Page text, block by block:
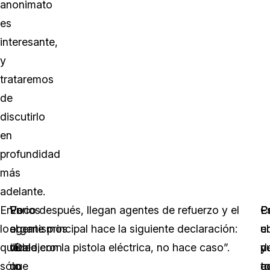
anonimato
es
interesante,
y
trataremos
de
discutirlo
en
profundidad
más
adelante.
En
lo
que
sólo
Varios
organismos
decidieron
que
En
el
vídeo,
un
Poco después, llegan agentes de refuerzo y el
agente principal hace la siguiente declaración:
“Dale con la pistola eléctrica, no hace caso”.
el
y